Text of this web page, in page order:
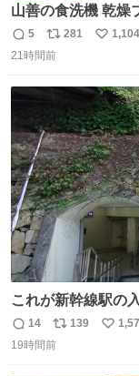
山善の食洗機 乾燥
でコレクションケ
に開き天井の温度
返
信
5
リ
ポ
ト
数
281
い
数
1,104
21時間前
これが新幹線駅の
返
信
14
リ
ポ
139
い
19時間前